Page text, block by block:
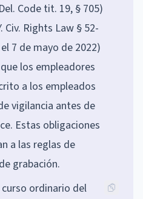
Code tit. 19, § 705)
Civ. Rights Law § 52-
7 de mayo de 2022)
los empleadores
a los empleados
vigilancia antes de
Estas obligaciones
a las reglas de
grabación.
ordinario del